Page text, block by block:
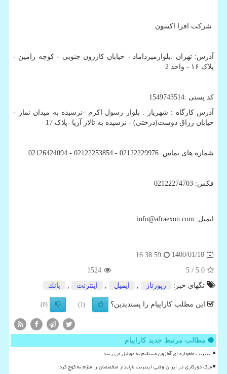
شرکت افرا اکسون
آدرس: تهران .بلوارمیرداماد - خیابان کازرون جنوبی - کوچه رامین -
پلاک ۱۶ - واحد 2
کد پستی :1549743514
آدرس کارگاه : شهریار . بلوار رسول اکرم -نرسیده به میدان نماز -
خیابان رزاق دوست(درختی) - نرسیده به تالار آریا -پلاک 17
شماره های تماس: 02122229976 - 02122253854 - 02126424094
فکس: 02122274703
ایمیل: info@afraexon.com
1400/01/18
16:38:59
5.0
/ 5
1524
تگهای خبر:
رپورتاژ ایمیل اینترنت بانك
این مطلب کاراپیام را پسندیدین؟ (1)
(0)
مطالب مرتبط جدید کاراپیام
اینترنت ماهواره ای آمازون مستقیم به موبایل می رسد
مرگ دورکاری در ایران وقتی اینترنت ناپایدار متخصصان را ملزم به کوچ کرد